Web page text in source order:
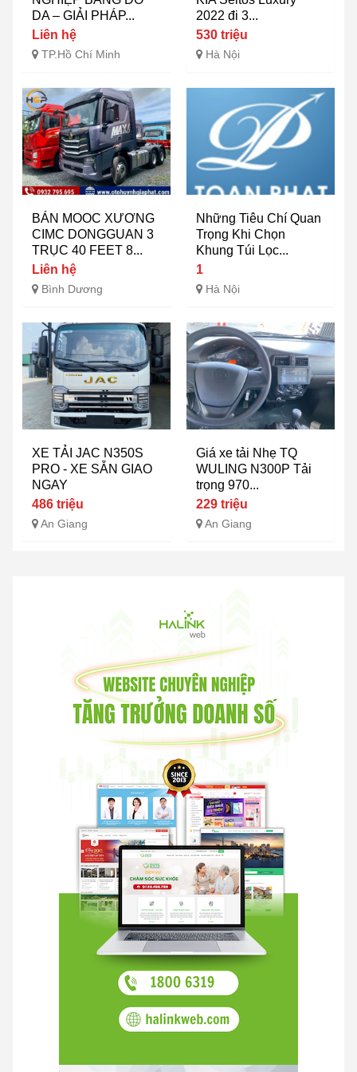
DA – GIẢI PHÁP...
Liên hệ
TP.Hồ Chí Minh
2022 đi 3...
530 triệu
Hà Nội
BÁN MOOC XƯƠNG
CIMC DONGGUAN 3
TRỤC 40 FEET 8...
Liên hệ
Bình Dương
Những Tiêu Chí Quan
Trọng Khi Chọn
Khung Túi Lọc...
1
Hà Nội
XE TẢI JAC N350S
PRO - XE SẴN GIAO
NGAY
486 triệu
An Giang
Giá xe tải Nhẹ TQ
WULING N300P Tải
trọng 970...
229 triệu
An Giang